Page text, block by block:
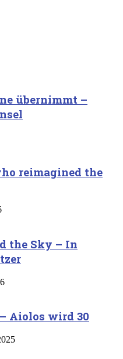
übernimmt –
reimagined the
the Sky – In
Aiolos wird 30